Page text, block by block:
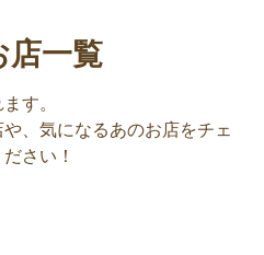
店一覧
す。
、気になるあのお店をチェ
さい！